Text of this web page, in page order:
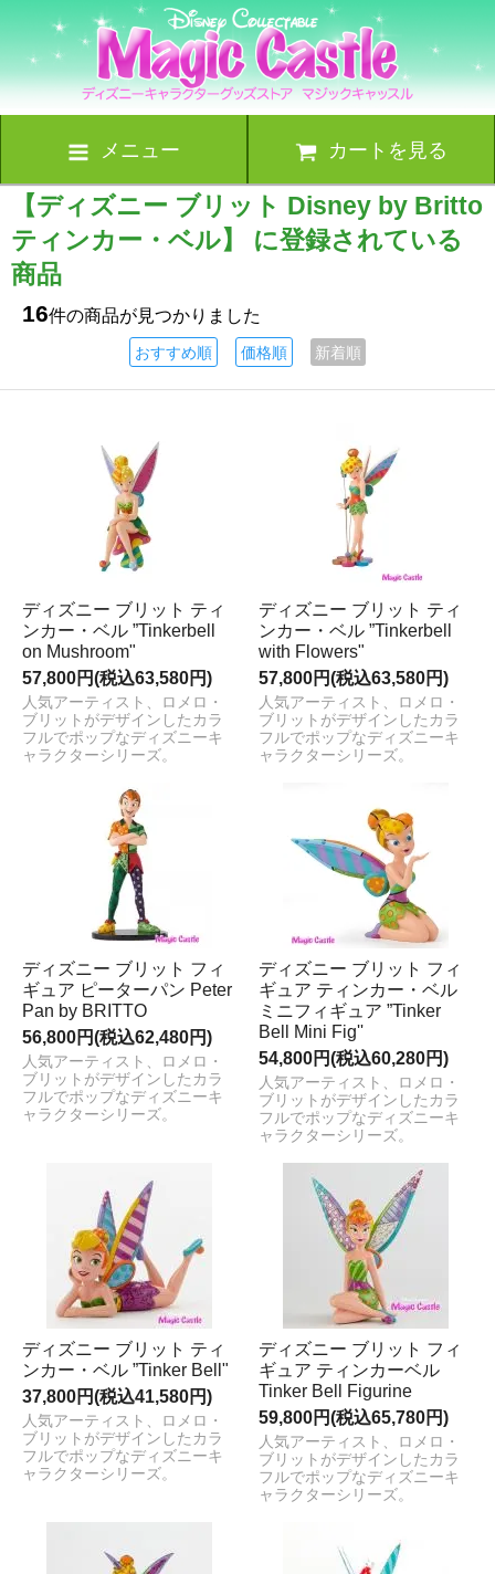
メニュー カートを見る
【ディズニー ブリット Disney by Britto
ティンカー・ベル】 に登録されている
商品
16件の商品が見つかりました
おすすめ順 価格順 新着順
ディズニー ブリット ティ
ンカー・ベル ”Tinkerbell
on Mushroom"
57,800円(税込63,580円)
人気アーティスト、ロメロ・
ブリットがデザインしたカラ
フルでポップなディズニーキ
ャラクターシリーズ。
ディズニー ブリット ティ
ンカー・ベル ”Tinkerbell
with Flowers"
57,800円(税込63,580円)
人気アーティスト、ロメロ・
ブリットがデザインしたカラ
フルでポップなディズニーキ
ャラクターシリーズ。
ディズニー ブリット フィ
ギュア ピーターパン Peter
Pan by BRITTO
56,800円(税込62,480円)
人気アーティスト、ロメロ・
ブリットがデザインしたカラ
フルでポップなディズニーキ
ャラクターシリーズ。
ディズニー ブリット フィ
ギュア ティンカー・ベル
ミニフィギュア ”Tinker
Bell Mini Fig''
54,800円(税込60,280円)
人気アーティスト、ロメロ・
ブリットがデザインしたカラ
フルでポップなディズニーキ
ャラクターシリーズ。
ディズニー ブリット ティ
ンカー・ベル ”Tinker Bell"
37,800円(税込41,580円)
人気アーティスト、ロメロ・
ブリットがデザインしたカラ
フルでポップなディズニーキ
ャラクターシリーズ。
ディズニー ブリット フィ
ギュア ティンカーベル
Tinker Bell Figurine
59,800円(税込65,780円)
人気アーティスト、ロメロ・
ブリットがデザインしたカラ
フルでポップなディズニーキ
ャラクターシリーズ。